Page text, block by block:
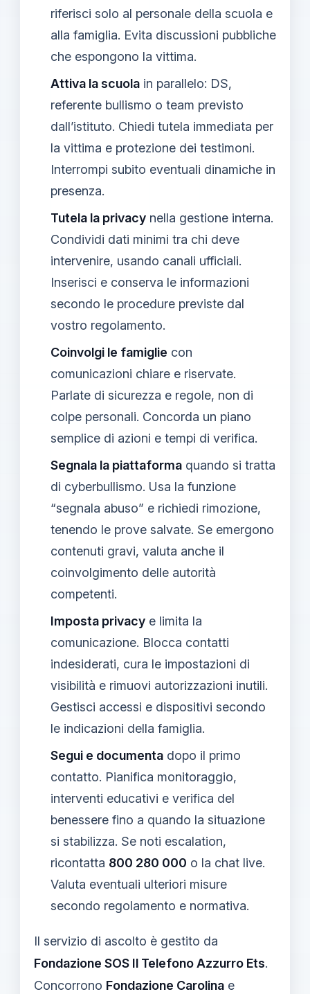
riferisci solo al personale della scuola e
alla famiglia. Evita discussioni pubbliche
che espongono la vittima.
Attiva la scuola in parallelo: DS,
referente bullismo o team previsto
dall’istituto. Chiedi tutela immediata per
la vittima e protezione dei testimoni.
Interrompi subito eventuali dinamiche in
presenza.
Tutela la privacy nella gestione interna.
Condividi dati minimi tra chi deve
intervenire, usando canali ufficiali.
Inserisci e conserva le informazioni
secondo le procedure previste dal
vostro regolamento.
Coinvolgi le famiglie con
comunicazioni chiare e riservate.
Parlate di sicurezza e regole, non di
colpe personali. Concorda un piano
semplice di azioni e tempi di verifica.
Segnala la piattaforma quando si tratta
di cyberbullismo. Usa la funzione
“segnala abuso” e richiedi rimozione,
tenendo le prove salvate. Se emergono
contenuti gravi, valuta anche il
coinvolgimento delle autorità
competenti.
Imposta privacy e limita la
comunicazione. Blocca contatti
indesiderati, cura le impostazioni di
visibilità e rimuovi autorizzazioni inutili.
Gestisci accessi e dispositivi secondo
le indicazioni della famiglia.
Segui e documenta dopo il primo
contatto. Pianifica monitoraggio,
interventi educativi e verifica del
benessere fino a quando la situazione
si stabilizza. Se noti escalation,
ricontatta 800 280 000 o la chat live.
Valuta eventuali ulteriori misure
secondo regolamento e normativa.
Il servizio di ascolto è gestito da
Fondazione SOS Il Telefono Azzurro Ets.
Concorrono Fondazione Carolina e